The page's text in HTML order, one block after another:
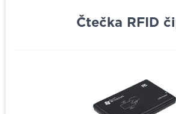
Čtečka RFID